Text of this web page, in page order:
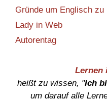
Gründe um Englisch zu
Lady in Web
Autorentag
Lernen
heißt zu wissen, "Ich
um darauf alle